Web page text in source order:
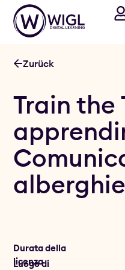
Zurück
Train the
Durata della
licenza
Luogo di